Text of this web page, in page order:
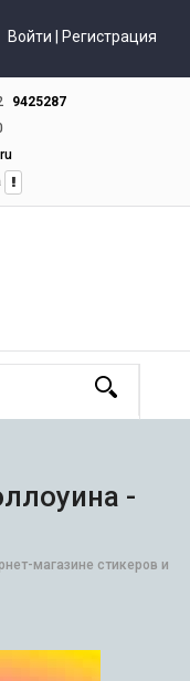
Войти | Регистрация
9425287
-
магазине стикеров и